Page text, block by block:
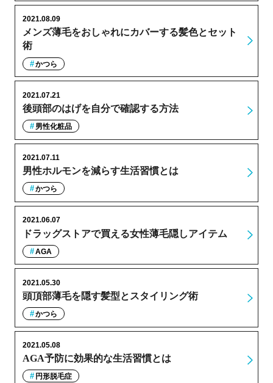
メンズ薄毛をおしゃれにカバーする髪色とセット
術
2021.08.09
かつら
後頭部のはげを自分で確認する方法
2021.07.21
男性化粧品
男性ホルモンを減らす生活習慣とは
2021.07.11
かつら
ドラッグストアで買える女性薄毛隠しアイテム
2021.06.07
AGA
頭頂部薄毛を隠す髪型とスタイリング術
2021.05.30
かつら
AGA予防に効果的な生活習慣とは
2021.05.08
円形脱毛症